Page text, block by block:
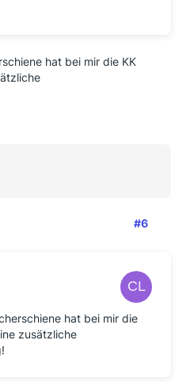
hat bei mir die KK
#6
hat bei mir die
zusätzliche